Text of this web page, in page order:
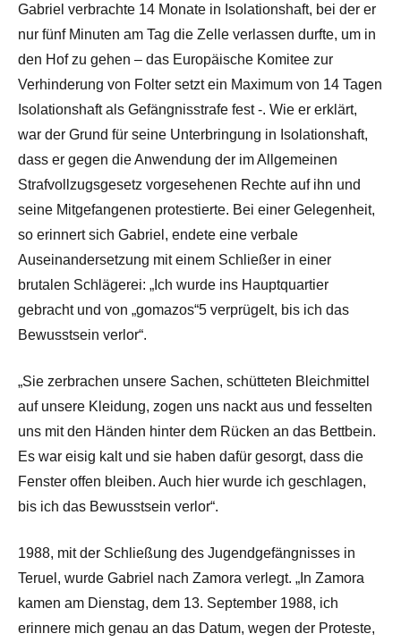
Gabriel verbrachte 14 Monate in Isolationshaft, bei der er
nur fünf Minuten am Tag die Zelle verlassen durfte, um in
den Hof zu gehen – das Europäische Komitee zur
Verhinderung von Folter setzt ein Maximum von 14 Tagen
Isolationshaft als Gefängnisstrafe fest -. Wie er erklärt,
war der Grund für seine Unterbringung in Isolationshaft,
dass er gegen die Anwendung der im Allgemeinen
Strafvollzugsgesetz vorgesehenen Rechte auf ihn und
seine Mitgefangenen protestierte. Bei einer Gelegenheit,
so erinnert sich Gabriel, endete eine verbale
Auseinandersetzung mit einem Schließer in einer
brutalen Schlägerei: „Ich wurde ins Hauptquartier
gebracht und von „gomazos“5 verprügelt, bis ich das
Bewusstsein verlor“.
„Sie zerbrachen unsere Sachen, schütteten Bleichmittel
auf unsere Kleidung, zogen uns nackt aus und fesselten
uns mit den Händen hinter dem Rücken an das Bettbein.
Es war eisig kalt und sie haben dafür gesorgt, dass die
Fenster offen bleiben. Auch hier wurde ich geschlagen,
bis ich das Bewusstsein verlor“.
1988, mit der Schließung des Jugendgefängnisses in
Teruel, wurde Gabriel nach Zamora verlegt. „In Zamora
kamen am Dienstag, dem 13. September 1988, ich
erinnere mich genau an das Datum, wegen der Proteste,